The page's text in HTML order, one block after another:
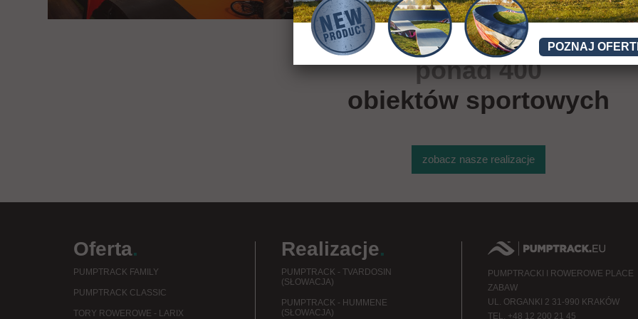
ponad 400
obiektów sportowych
zobacz nasze realizacje
Oferta.
PUMPTRACK FAMILY
PUMPTRACK CLASSIC
TORY ROWEROWE - LARIX
Realizacje.
PUMPTRACK - TVARDOSIN
(SŁOWACJA)
PUMPTRACK - HUMMENE
(SŁOWACJA)
PUMPTRACKI I ROWEROWE PLACE
ZABAW
UL. ORGANKI 2 31-990 KRAKÓW
TEL. +48 12 200 21 45
POZNAJ